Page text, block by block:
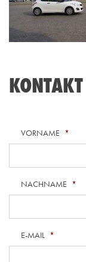
KONTAKT
VORNAME *
NACHNAME *
E-MAIL *